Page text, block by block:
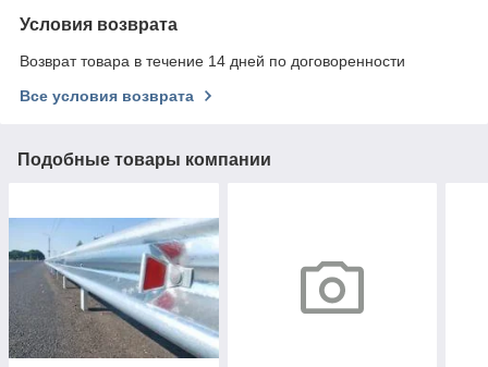
Условия возврата
Возврат товара в течение 14 дней по договоренности
Все условия возврата
Подобные товары компании